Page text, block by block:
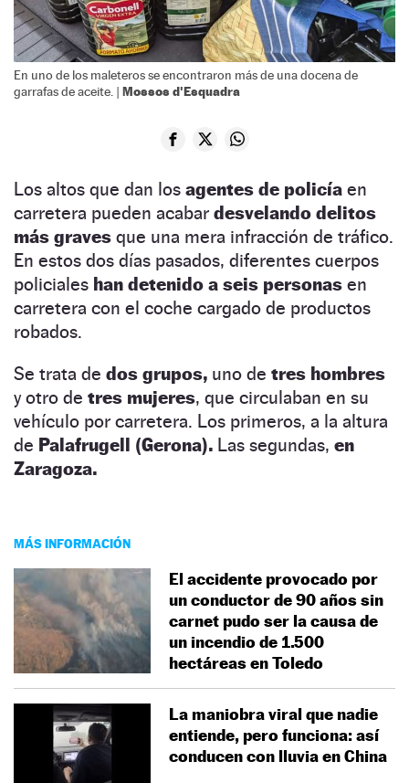
En uno de los maleteros se encontraron más de una docena de
garrafas de aceite. | Mossos d'Esquadra
Los altos que dan los agentes de policía en
carretera pueden acabar desvelando delitos
más graves que una mera infracción de tráfico.
En estos dos días pasados, diferentes cuerpos
policiales han detenido a seis personas en
carretera con el coche cargado de productos
robados.
Se trata de dos grupos, uno de tres hombres
y otro de tres mujeres, que circulaban en su
vehículo por carretera. Los primeros, a la altura
de Palafrugell (Gerona). Las segundas, en
Zaragoza.
MÁS INFORMACIÓN
El accidente provocado por
un conductor de 90 años sin
carnet pudo ser la causa de
un incendio de 1.500
hectáreas en Toledo
La maniobra viral que nadie
entiende, pero funciona: así
conducen con lluvia en China